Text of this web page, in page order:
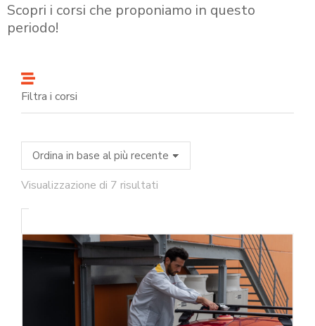
Scopri i corsi che proponiamo in questo
periodo!
Filtra i corsi
Visualizzazione di 7 risultati